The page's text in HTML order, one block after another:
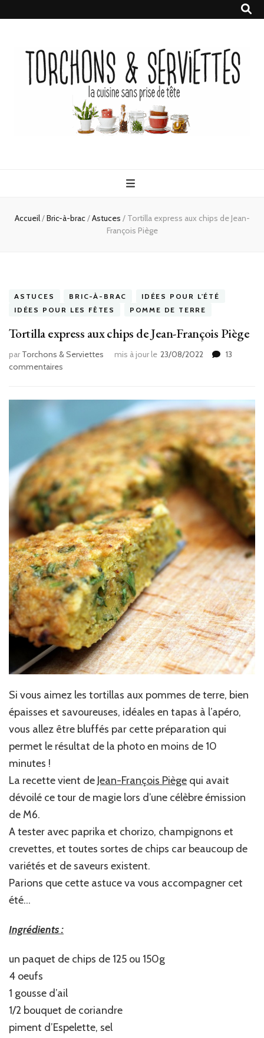
Serviettes
Accueil/Bric-à-brac/Astuces / Tortilla express aux chips de Jean-
François Piège
ASTUCES BRIC-À-BRAC
IDÉES POUR L'ÉTÉ
IDÉES POUR LES FÊTES
POMME DE TERRE
Tortilla express aux chips de Jean-François Piège
par Torchons & Serviettes mis à jour le 23/08/2022
13
commentaires
aux
Jean-
François
Piège
Si vous aimez les tortillas aux pommes de terre, bien
épaisses et savoureuses, idéales en tapas à l’apéro,
vous allez être bluffés par cette préparation qui
permet le résultat de la photo en moins de 10
minutes !
La recette vient de Jean-François Piège qui avait
dévoilé ce tour de magie lors d’une célèbre émission
de M6.
A tester avec paprika et chorizo, champignons et
crevettes, et toutes sortes de chips car beaucoup de
variétés et de saveurs existent.
Parions que cette astuce va vous accompagner cet
été…
Ingrédients :
un paquet de chips de 125 ou 150g
4 oeufs
1 gousse d’ail
1/2 bouquet de coriandre
piment d’Espelette, sel